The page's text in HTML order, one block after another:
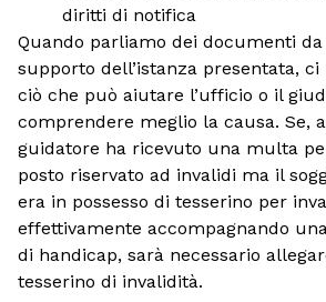
diritti di notifica
Quando parliamo dei documenti
supporto dell’istanza presentata,
ciò che può aiutare l’ufficio o il
comprendere meglio la causa. Se,
guidatore ha ricevuto una multa
posto riservato ad invalidi ma il
era in possesso di tesserino per
effettivamente accompagnando
di handicap, sarà necessario
tesserino di invalidità.